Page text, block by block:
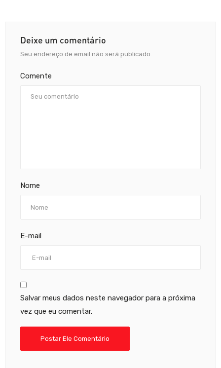
Deixe um comentário
Seu endereço de email não será publicado.
Comente
Nome
E-mail
Salvar meus dados neste navegador para a próxima
vez que eu comentar.